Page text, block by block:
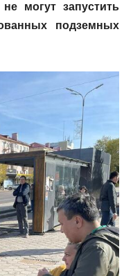
могут запустить
подземных